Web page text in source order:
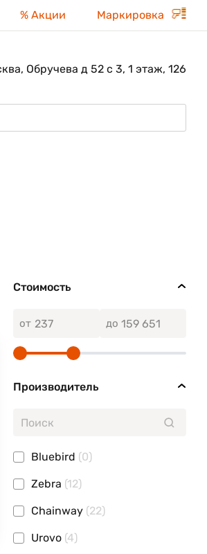
% Акции Маркировка
Обручева д 52 с 3, 1 этаж, 126
Стоимость
от до
Производитель
Bluebird (0)
Zebra (12)
Chainway (22)
Urovo (4)